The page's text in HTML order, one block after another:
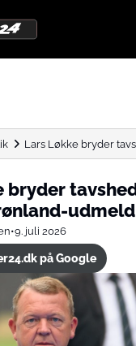
Lars Løkke bryder
bryder
•9. juli 2026
på Google